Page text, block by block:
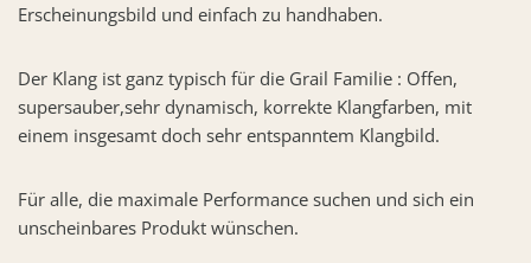
Erscheinungsbild und einfach zu handhaben.
Der Klang ist ganz typisch für die Grail Familie : Offen,
supersauber,sehr dynamisch, korrekte Klangfarben, mit
einem insgesamt doch sehr entspanntem Klangbild.
Für alle, die maximale Performance suchen und sich ein
unscheinbares Produkt wünschen.